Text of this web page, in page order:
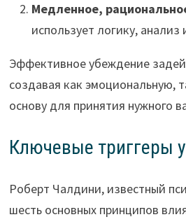
Медленное,
использует логику,
Эффективное убеждение
создавая как эмоциональную,
основу для принятия нужного
Ключевые триггеры
Роберт Чалдини, известный
шесть основных принципов